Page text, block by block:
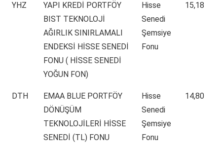
YHZ
YAPI KREDİ PORTFÖY
BIST TEKNOLOJİ
AĞIRLIK SINIRLAMALI
ENDEKSİ HİSSE SENEDİ
FONU ( HİSSE SENEDİ
YOĞUN FON)
Hisse
Senedi
Şemsiye
Fonu
15,18
DTH
EMAA BLUE PORTFÖY
DÖNÜŞÜM
TEKNOLOJİLERİ HİSSE
SENEDİ (TL) FONU
Hisse
Senedi
Şemsiye
Fonu
14,80